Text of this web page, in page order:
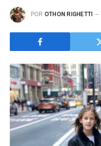
POR OTHON RIGHETTI